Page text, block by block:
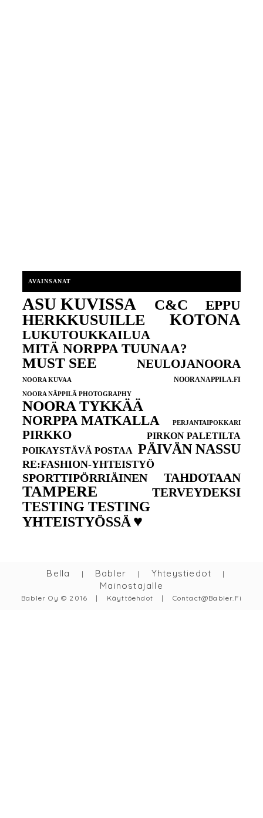
AVAINSANAT
ASU KUVISSA C&C EPPU
HERKKUSUILLE KOTONA
LUKUTOUKKAILUA
MITÄ NORPPA TUUNAA?
MUST SEE NEULOJANOORA
NOORA KUVAA NOORANAPPILA.FI
NOORA NÄPPILÄ PHOTOGRAPHY
NOORA TYKKÄÄ
NORPPA MATKALLA PERJANTAIPOKKARI
PIRKKO
PIRKON PALETILTA
POIKAYSTÄVÄ POSTAA PÄIVÄN NASSU
RE:FASHION-YHTEISTYÖ
SPORTTIPÖRRIÄINEN TAHDOTAAN
TAMPERE TERVEYDEKSI
TESTING TESTING
YHTEISTYÖSSÄ ♥
Bella | Babler | Yhteystiedot |
Mainostajalle
Babler Oy © 2016 | Käyttöehdot | Contact@babler.fi